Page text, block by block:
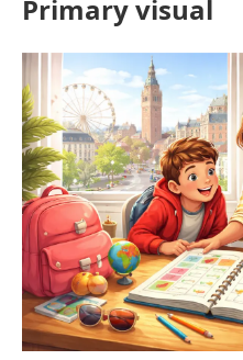
Primary visual